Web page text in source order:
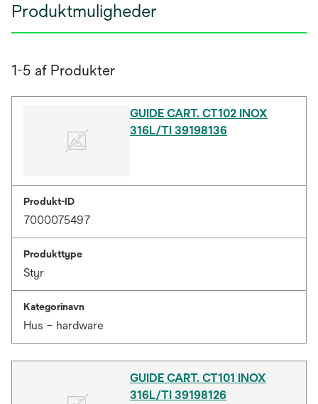
Produktmuligheder
1-5 af Produkter
GUIDE CART. CT102 INOX
316L/TI 39198136
Produkt-ID
7000075497
Produkttype
Styr
Kategorinavn
Hus – hardware
GUIDE CART. CT101 INOX
316L/TI 39198126